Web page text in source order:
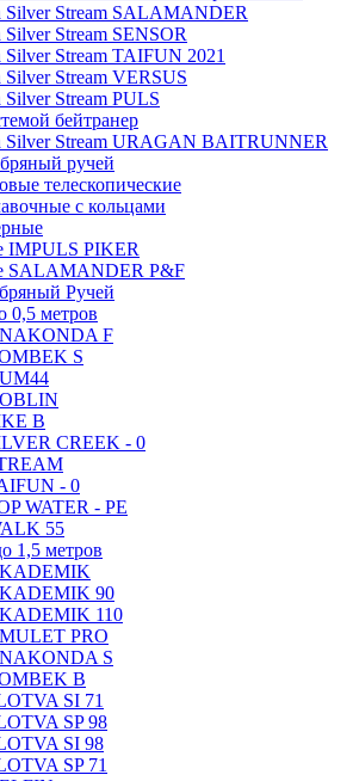
Silver Stream SALAMANDER
Stream SENSOR
Stream TAIFUN 2021
Stream VERSUS
Stream PULS
бейтранер
Silver Stream URAGAN BAITRUNNER
ручей
телескопические
с кольцами
IMPULS PIKER
SALAMANDER P&F
Ручей
0,5 метров
F
S
B
CREEK - 0
- 0
WATER - PE
55
1,5 метров
90
110
PRO
S
B
SI 71
SP 98
SI 98
SP 71